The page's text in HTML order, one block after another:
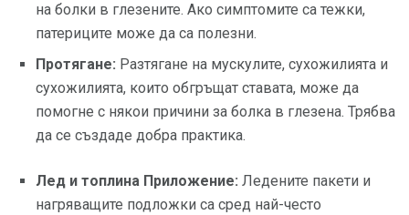
на болки в глезените. Ако симптомите са тежки,
патериците може да са полезни.
Протягане: Разтягане на мускулите, сухожилията и
сухожилията, които обгръщат ставата, може да
помогне с някои причини за болка в глезена. Трябва
да се създаде добра практика.
Лед и топлина Приложение: Ледените пакети и
нагряващите подложки са сред най-често